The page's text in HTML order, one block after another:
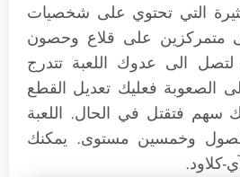
التي تحتوي على شخصيات
متمركزين على قلاع وحصون
الى عدوك اللعبة تتدرج
الصعوبة فعليك تعديل القطع
سهم فتقتل في الحال. اللعبة
وخمسين مستوى. يمكنك
كلاود.